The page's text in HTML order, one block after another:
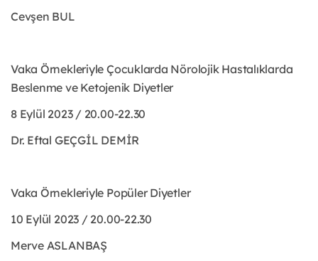
Cevşen BUL
Vaka Örnekleriyle Çocuklarda Nörolojik Hastalıklarda
Beslenme ve Ketojenik Diyetler
8 Eylül 2023 / 20.00-22.30
Dr. Eftal GEÇGİL DEMİR
Vaka Örnekleriyle Popüler Diyetler
10 Eylül 2023 / 20.00-22.30
Merve ASLANBAŞ